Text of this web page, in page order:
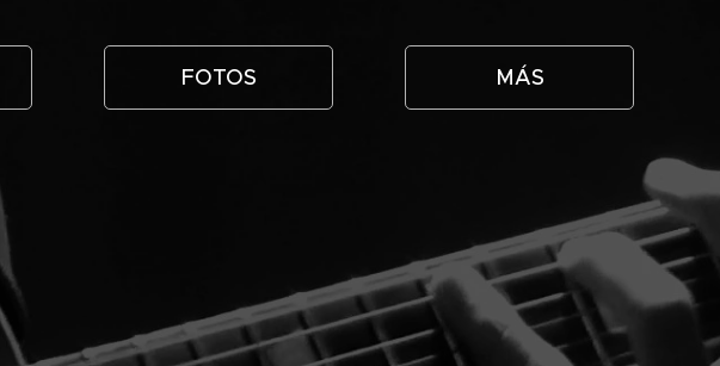
FOTOS MÁS